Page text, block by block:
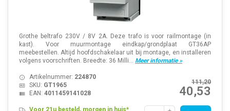
Grothe beltrafo 230V / 8V 2A. Deze trafo is voor railmontage (in
kast). Voor muurmontage eindkap/grondplaat GT36AP
meebestellen. Altijd hoofdschakelaar uit bij montage, en installeren
volgens voorschriften. Breedte: 36 Milli... Meer informatie »
111,20
40,53
Artikelnummer: 224870
SKU: GT1965
EAN: 4011459141028
Voor 21u besteld, morgen in huis*